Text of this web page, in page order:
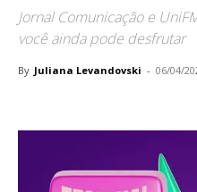
Jornal Comunicação e
você ainda pode desfrutar
By Juliana Levandovski - 06/04/